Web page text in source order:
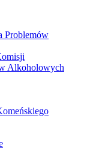
Problemów
Alkoholowych